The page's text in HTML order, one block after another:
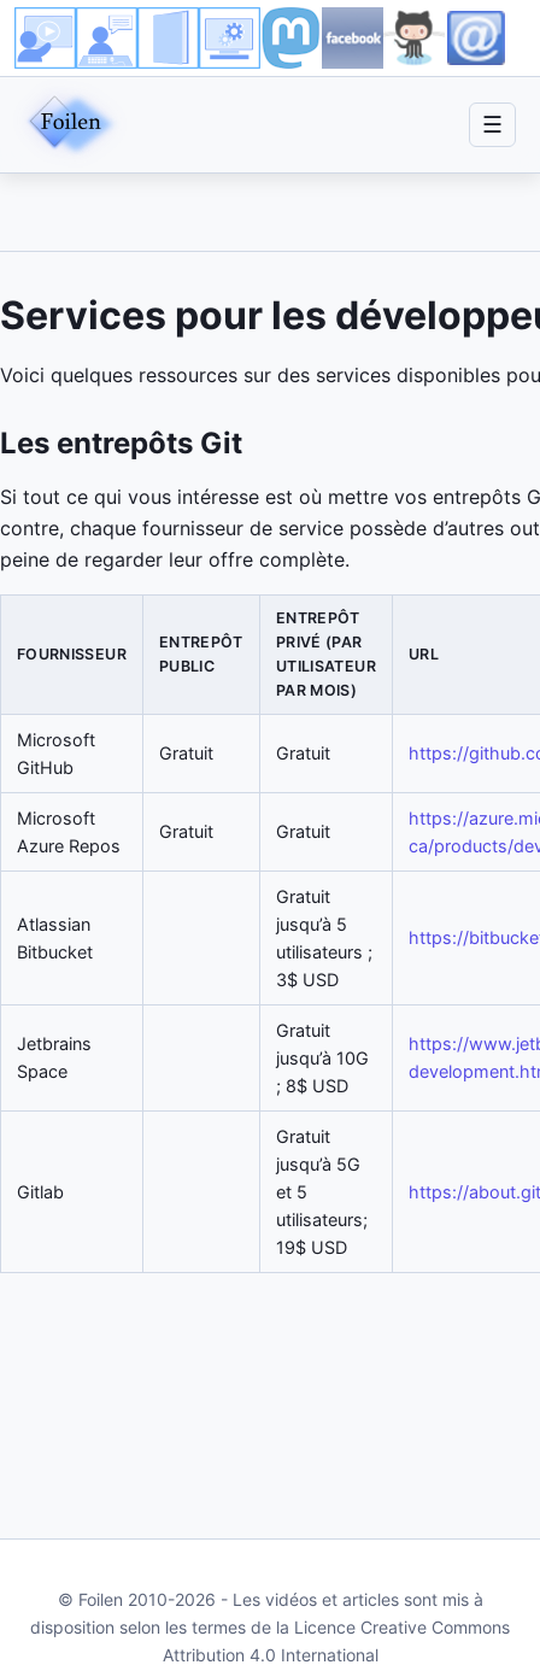
☰
Services pour les
Voici quelques ressources sur des services disponibles
Les entrepôts Git
Si tout ce qui vous intéresse est où mettre vos entrepôts
contre, chaque fournisseur de service possède d’autres
peine de regarder leur offre complète.
FOURNISSEUR
ENTREPÔT
PUBLIC
ENTREPÔT
PRIVÉ (PAR
UTILISATEUR
PAR MOIS)
URL
Microsoft
GitHub
Gratuit Gratuit https://
Microsoft
Azure Repos
Gratuit Gratuit
https://
ca/products/
Atlassian
Bitbucket
Gratuit
jusqu’à 5
utilisateurs ;
3$ USD
https://
Jetbrains
Space
Gratuit
jusqu’à 10G
; 8$ USD
https://
Gitlab
Gratuit
jusqu’à 5G
et 5
utilisateurs;
19$ USD
https://
© Foilen 2010-2026 - Les vidéos et articles sont mis à
disposition selon les termes de la Licence Creative Commons
Attribution 4.0 International